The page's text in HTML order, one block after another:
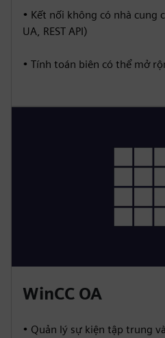
• Kết nối không có nhà cung
UA, REST API)
• Tính toán biên có thể mở
WinCC OA
• Quản lý sự kiện tập trung